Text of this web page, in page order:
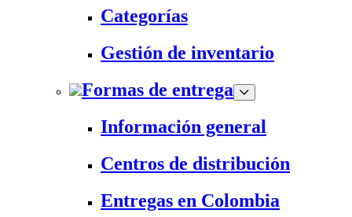
Categorías
Gestión de inventario
Formas de entrega
Información general
Centros de distribución
Entregas en Colombia